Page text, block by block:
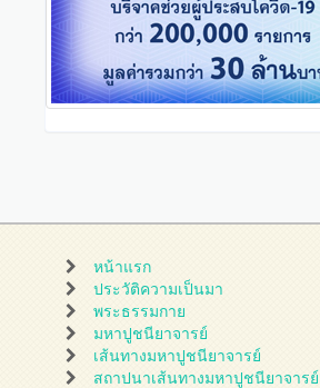
หน้าแรก
ประวัติความเป็นมา
พระธรรมกาย
มหาปูชนียาจารย์
เส้นทางมหาปูชนียาจารย์
สถาปนาเส้นทางมหาปูชนียาจารย์